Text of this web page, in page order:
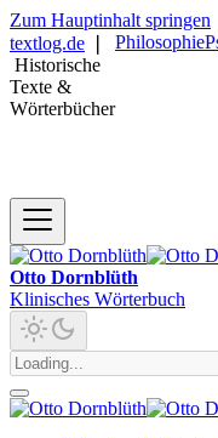
Zum Hauptinhalt springen
textlog.de
Historische
Texte &
Wörterbücher
Philosophie
Otto Dornblüth
Klinisches Wörterbuch